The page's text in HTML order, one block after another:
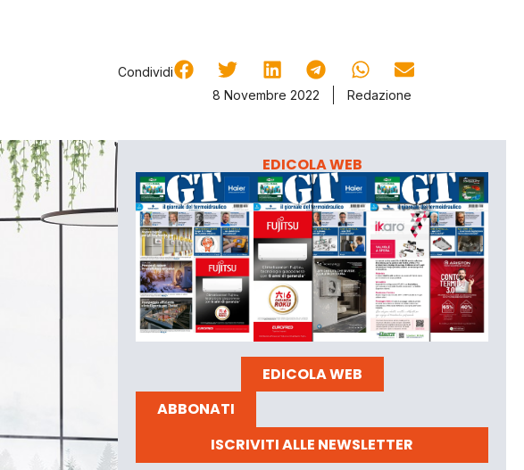
Condividi
8 Novembre 2022
Redazione
EDICOLA WEB
EDICOLA WEB
ABBONATI
ISCRIVITI ALLE NEWSLETTER